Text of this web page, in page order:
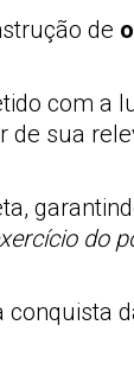
de
com a
de sua
do